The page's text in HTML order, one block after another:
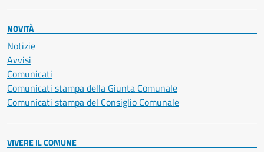
NOVITÀ
Notizie
Avvisi
Comunicati
Comunicati stampa della Giunta Comunale
Comunicati stampa del Consiglio Comunale
VIVERE IL COMUNE